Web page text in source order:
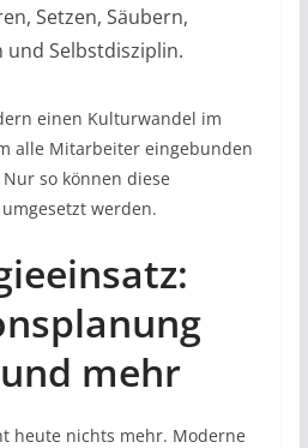
Setzen, Säubern,
Selbstdisziplin.
einen Kulturwandel im
alle Mitarbeiter eingebunden
so können diese
werden.
mehr
heute nichts mehr. Moderne